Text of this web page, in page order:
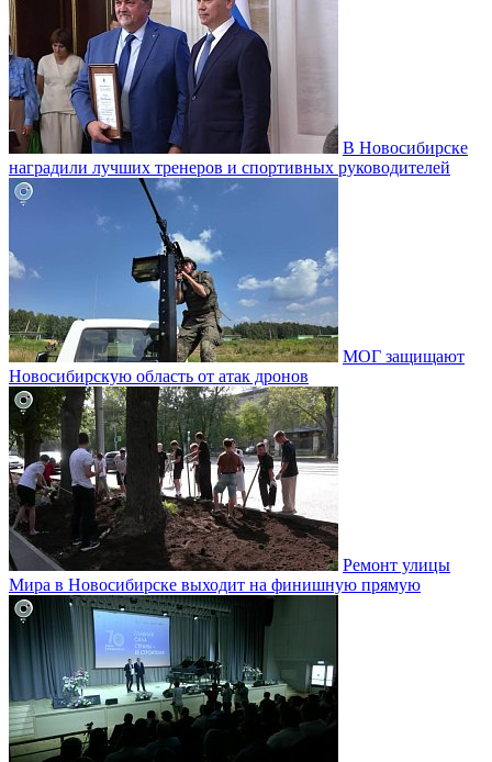
В Новосибирске
наградили лучших тренеров и спортивных руководителей
МОГ защищают
Новосибирскую область от атак дронов
Ремонт улицы
Мира в Новосибирске выходит на финишную прямую